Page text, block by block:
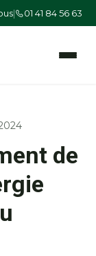
| 01 41 84 56 63
Ouvrir le
de